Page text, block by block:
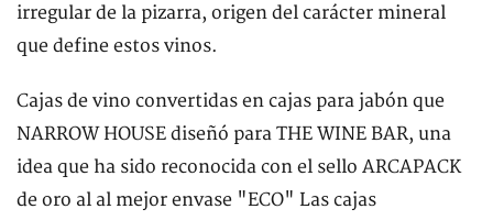
irregular de la pizarra, origen del carácter mineral
que define estos vinos.
Cajas de vino convertidas en cajas para jabón que
NARROW HOUSE diseñó para THE WINE BAR, una
idea que ha sido reconocida con el sello ARCAPACK
de oro al al mejor envase "ECO" Las cajas